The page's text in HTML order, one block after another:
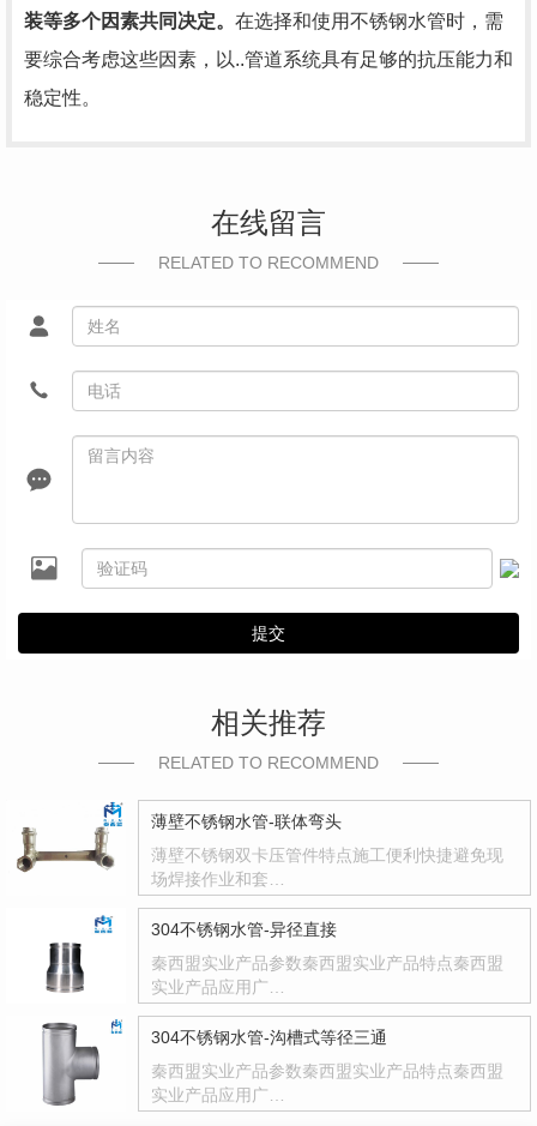
装等多个因素共同决定。 在选择和使用不锈钢水管时，需
要综合考虑这些因素，以..管道系统具有足够的抗压能力和
稳定性。
在线留言
RELATED TO RECOMMEND
提交
相关推荐
RELATED TO RECOMMEND
薄壁不锈钢水管-联体弯头
薄壁不锈钢双卡压管件特点施工便利快捷避免现
场焊接作业和套…
304不锈钢水管-异径直接
秦西盟实业产品参数秦西盟实业产品特点秦西盟
实业产品应用广…
304不锈钢水管-沟槽式等径三通
秦西盟实业产品参数秦西盟实业产品特点秦西盟
实业产品应用广…